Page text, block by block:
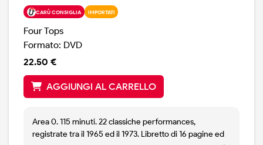
CARÙ CONSIGLIA IMPORTATI
Four Tops
Formato: DVD
22.50 €
AGGIUNGI AL CARRELLO
Area 0. 115 minuti. 22 classiche performances,
registrate tra il 1965 ed il 1973. Libretto di 16 pagine ed